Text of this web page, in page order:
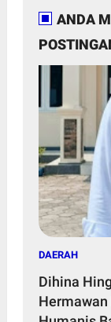
ANDA
DAERAH
Dihina